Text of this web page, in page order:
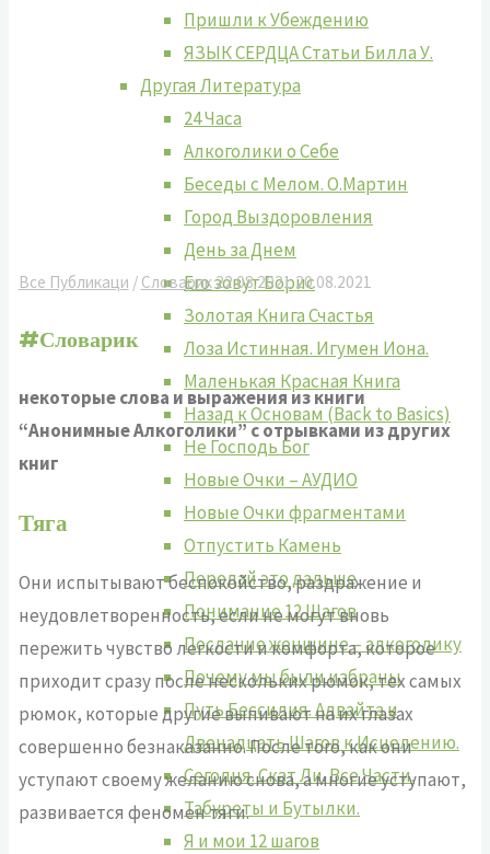
Пришли к Убеждению
ЯЗЫК СЕРДЦА Статьи Билла У.
Другая Литература
24 Часа
Алкоголики о Себе
Беседы с Мелом. О.Мартин
Город Выздоровления
День за Днем
Его зовут Борис
Золотая Книга Счастья
Лоза Истинная. Игумен Иона.
Маленькая Красная Книга
Назад к Основам (Back to Basics)
Не Господь Бог
Новые Очки – АУДИО
Новые Очки фрагментами
Отпустить Камень
Передай это дальше
Понимание 12 Шагов
Послание женщине – алкоголику
Почему мы были избраны
Путь Бессилия. Адвайта и
Двенадцать Шагов к Исцелению.
Сегодня. Скат Ли. Все Части.
Табуреты и Бутылки.
Я и мои 12 шагов
Все Публикаци / Словарик22.08.202120.08.2021
#Словарик
некоторые слова и выражения из книги
“Анонимные Алкоголики” с отрывками из других
книг
Тяга
Они испытывают беспокойство, раздражение и
неудовлетворенность, если не могут вновь
пережить чувство легкости и комфорта, которое
приходит сразу после нескольких рюмок, тех самых
рюмок, которые другие выпивают на их глазах
совершенно безнаказанно. После того, как они
уступают своему желанию снова, а многие уступают,
развивается феномен тяги.